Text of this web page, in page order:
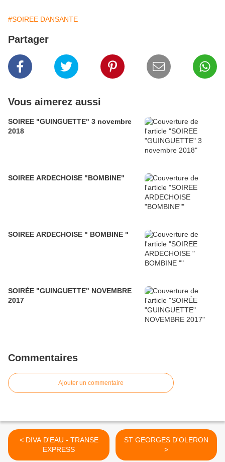
#SOIREE DANSANTE
Partager
Vous aimerez aussi
SOIREE "GUINGUETTE" 3 novembre
2018
SOIREE ARDECHOISE "BOMBINE"
SOIREE ARDECHOISE " BOMBINE "
SOIRÉE "GUINGUETTE" NOVEMBRE
2017
Commentaires
Ajouter un commentaire
< DIVA D'EAU - TRANSE
EXPRESS
ST GEORGES D'OLERON
>